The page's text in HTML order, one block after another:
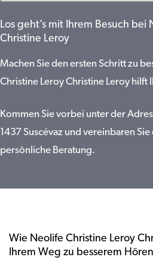
Los geht’s mit Ihrem Besuch bei
Christine Leroy
Machen Sie den ersten Schritt zu
Christine Leroy Christine Leroy hilft
Kommen Sie vorbei unter der
1437 Suscévaz und vereinbaren
persönliche Beratung.
Wie Neolife Christine Leroy
Ihrem Weg zu besserem